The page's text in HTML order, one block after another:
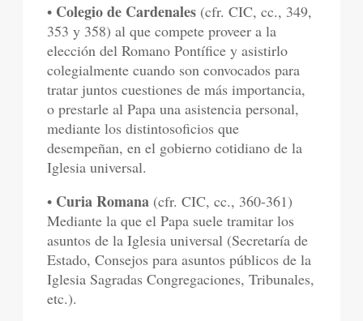
• Colegio de Cardenales (cfr. CIC, cc., 349,
353 y 358) al que compete proveer a la
elección del Romano Pontífice y asistirlo
colegialmente cuando son convocados para
tratar juntos cuestiones de más importancia,
o prestarle al Papa una asistencia personal,
mediante los distintosoficios que
desempeñan, en el gobierno cotidiano de la
Iglesia universal.
• Curia Romana (cfr. CIC, cc., 360-361)
Mediante la que el Papa suele tramitar los
asuntos de la Iglesia universal (Secretaría de
Estado, Consejos para asuntos públicos de la
Iglesia Sagradas Congregaciones, Tribunales,
etc.).